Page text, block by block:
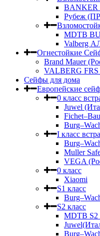
BANKER
Рубеж
MDTB
Valberg
Огнестойкие
Brand Mauer
VALBERG FRS
Сейфы для дома
Европейские
0 класс
Juwel
I класс
Muller
VEGA
0 класс
Xiaomi
S1 класс
S2 класс
MDTB S2